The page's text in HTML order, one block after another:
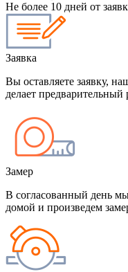
Не более 10 дней от
Заявка
Вы оставляете заявку,
делает предварительный
Замер
В согласованный день
домой и произведем